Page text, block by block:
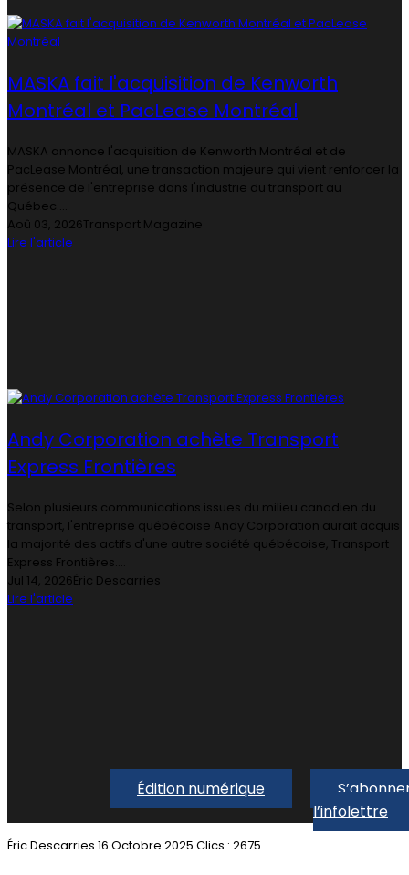
MASKA fait l'acquisition de Kenworth
Montréal et PacLease Montréal
MASKA annonce l'acquisition de Kenworth Montréal et de
PacLease Montréal, une transaction majeure qui vient renforcer la
présence de l'entreprise dans l'industrie du transport au
Québec....
Aoû 03, 2026Transport Magazine
Lire l'article
Andy Corporation achète Transport
Express Frontières
Selon plusieurs communications issues du milieu canadien du
transport, l'entreprise québécoise Andy Corporation aurait acquis
la majorité des actifs d'une autre société québécoise, Transport
Express Frontières....
Jul 14, 2026Éric Descarries
Lire l'article
Édition numérique
l’infolettre
Éric Descarries 16 Octobre 2025 Clics : 2675